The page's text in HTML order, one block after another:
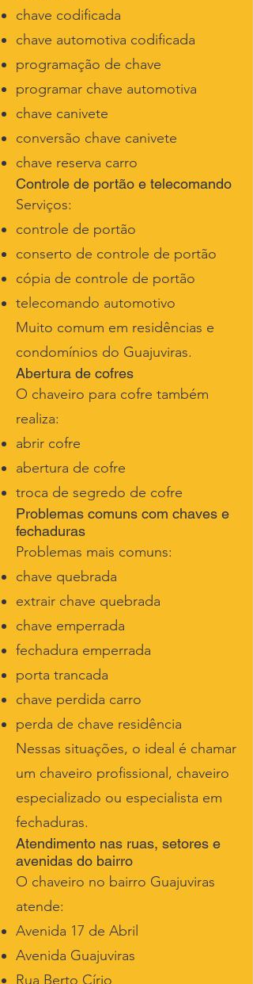
chave codificada
chave automotiva codificada
programação de chave
programar chave automotiva
chave canivete
conversão chave canivete
chave reserva carro
Controle de portão e telecomando
Serviços:
controle de portão
conserto de controle de portão
cópia de controle de portão
telecomando automotivo
Muito comum em residências e
condomínios do Guajuviras.
Abertura de cofres
O chaveiro para cofre também
realiza:
abrir cofre
abertura de cofre
troca de segredo de cofre
Problemas comuns com chaves e
fechaduras
Problemas mais comuns:
chave quebrada
extrair chave quebrada
chave emperrada
fechadura emperrada
porta trancada
chave perdida carro
perda de chave residência
Nessas situações, o ideal é chamar
um chaveiro profissional, chaveiro
especializado ou especialista em
fechaduras.
Atendimento nas ruas, setores e
avenidas do bairro
O chaveiro no bairro Guajuviras
atende:
Avenida 17 de Abril
Avenida Guajuviras
Rua Berto Círio